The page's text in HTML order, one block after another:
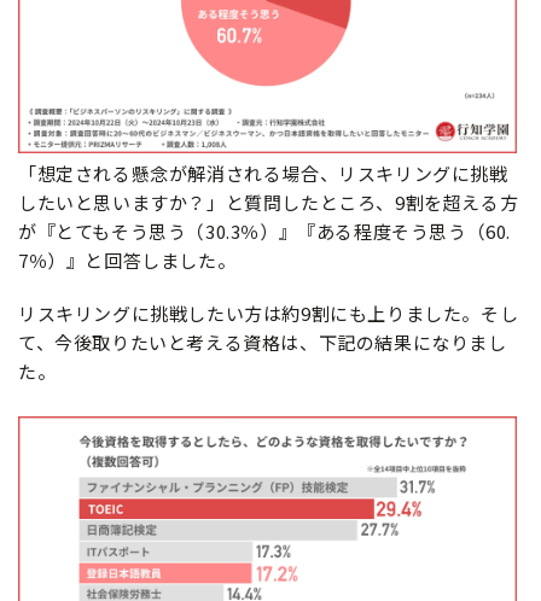
「想定される懸念が解消される場合、リスキリングに挑戦
したいと思いますか？」と質問したところ、9割を超える方
が『とてもそう思う（30.3％）』『ある程度そう思う（60.
7％）』と回答しました。
リスキリングに挑戦したい方は約9割にも上りました。そし
て、今後取りたいと考える資格は、下記の結果になりまし
た。